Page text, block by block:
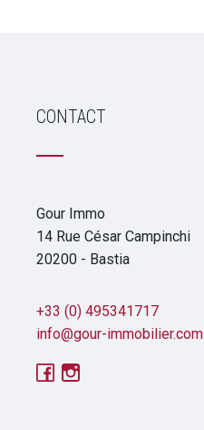
CONTACT
Gour Immo
14 Rue César Campinchi
20200 - Bastia
+33 (0) 495341717
info@gour-immobilier.com